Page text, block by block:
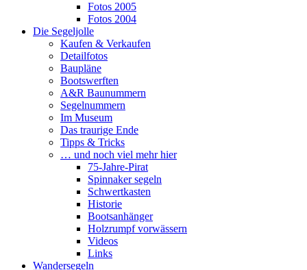
Fotos 2005
Fotos 2004
Die Segeljolle
Kaufen & Verkaufen
Detailfotos
Baupläne
Bootswerften
A&R Baunummern
Segelnummern
Im Museum
Das traurige Ende
Tipps & Tricks
… und noch viel mehr hier
75-Jahre-Pirat
Spinnaker segeln
Schwertkasten
Historie
Bootsanhänger
Holzrumpf vorwässern
Videos
Links
Wandersegeln